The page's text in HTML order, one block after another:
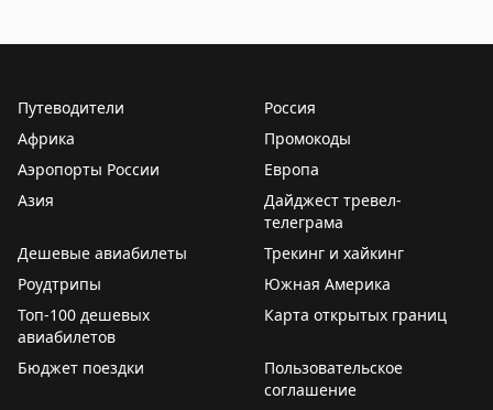
Путеводители
Россия
Африка
Промокоды
Аэропорты России
Европа
Азия
Дайджест тревел-
телеграма
Дешевые авиабилеты
Трекинг и хайкинг
Роудтрипы
Южная Америка
Топ-100 дешевых
авиабилетов
Карта открытых границ
Бюджет поездки
Пользовательское
соглашение